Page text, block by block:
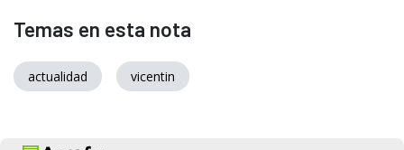
Temas en esta nota
actualidad vicentin